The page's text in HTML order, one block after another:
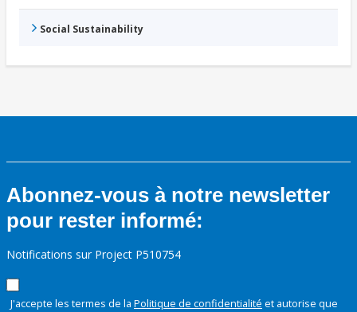
Social Sustainability
Abonnez-vous à notre newsletter
pour rester informé:
Notifications sur Project P510754
J'accepte les termes de la Politique de confidentialité et autorise que